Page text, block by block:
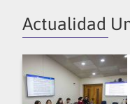
Actualidad